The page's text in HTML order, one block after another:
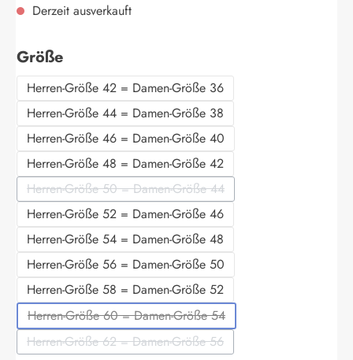
Derzeit ausverkauft
Größeauswählen
Herren-Größe 42 = Damen-Größe 36
Herren-Größe 44 = Damen-Größe 38
Herren-Größe 46 = Damen-Größe 40
Herren-Größe 48 = Damen-Größe 42
Herren-Größe 50 = Damen-Größe 44
(Diese Option ist zurzeit nicht verfügbar.)
Herren-Größe 52 = Damen-Größe 46
Herren-Größe 54 = Damen-Größe 48
Herren-Größe 56 = Damen-Größe 50
Herren-Größe 58 = Damen-Größe 52
Herren-Größe 60 = Damen-Größe 54
(Diese Option ist zurzeit nicht verfügbar.)
Herren-Größe 62 = Damen-Größe 56
(Diese Option ist zurzeit nicht verfügbar.)